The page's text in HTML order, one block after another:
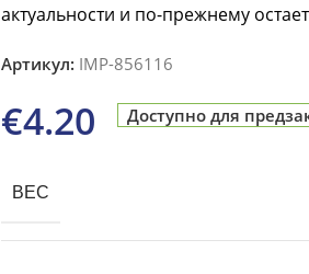
актуальности и по-прежнему
Артикул: IMP-856116
€4.20 Доступно для
ВЕС